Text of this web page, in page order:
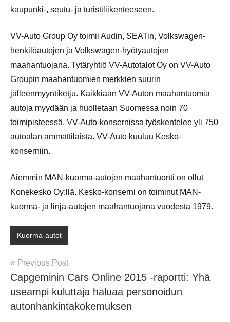
kaupunki-, seutu- ja turistiliikenteeseen.
VV-Auto Group Oy toimii Audin, SEATin, Volkswagen-
henkilöautojen ja Volkswagen-hyötyautojen
maahantuojana. Tytäryhtiö VV-Autotalot Oy on VV-Auto
Groupin maahantuomien merkkien suurin
jälleenmyyntiketju. Kaikkiaan VV-Auton maahantuomia
autoja myydään ja huolletaan Suomessa noin 70
toimipisteessä. VV-Auto-konsernissa työskentelee yli 750
autoalan ammattilaista. VV-Auto kuuluu Kesko-
konserniin.
Aiemmin MAN-kuorma-autojen maahantuonti on ollut
Konekesko Oy:llä. Kesko-konserni on toiminut MAN-
kuorma- ja linja-autojen maahantuojana vuodesta 1979.
Kuorma-autot
Post
navigation
Previous Post
Capgeminin Cars Online 2015 -raportti: Yhä
useampi kuluttaja haluaa personoidun
autonhankintakokemuksen